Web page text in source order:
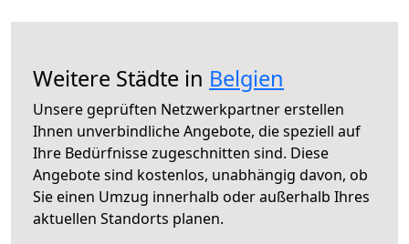
Weitere Städte in Belgien
Unsere geprüften Netzwerkpartner erstellen
Ihnen unverbindliche Angebote, die speziell auf
Ihre Bedürfnisse zugeschnitten sind. Diese
Angebote sind kostenlos, unabhängig davon, ob
Sie einen Umzug innerhalb oder außerhalb Ihres
aktuellen Standorts planen.